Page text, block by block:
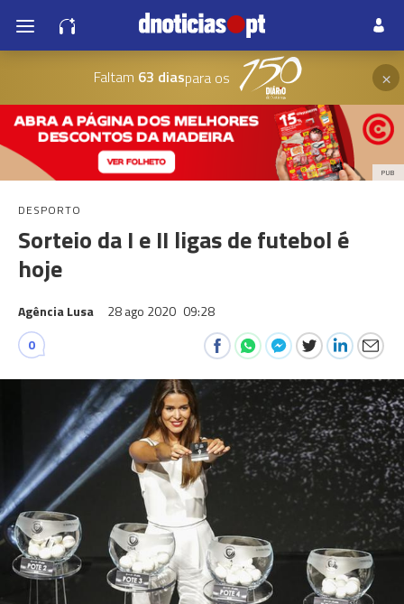
Faltam 63 diaspara os ×
PUB
DESPORTO
Sorteio da I e II ligas de futebol é
hoje
Agência Lusa 28 ago 2020 09:28
0